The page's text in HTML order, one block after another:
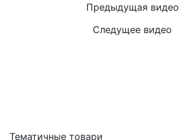
Предыдущая видео
Следущее видео
Тематичные товари